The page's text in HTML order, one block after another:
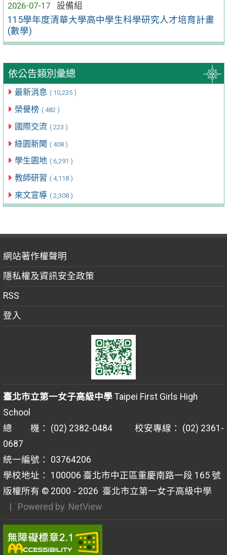
2026-07-17
設備組
115學年度清華大學高中學生科學研究人才培育計畫
(數學)
依公告類別彙總
最新消息 ( 10,235 )
榮譽榜 ( 482 )
國際交流 ( 223 )
綠園新聞 ( 408 )
學生園地 ( 6,291 )
教師研習 ( 4,118 )
來文宣導 ( 2,308 )
網站著作權聲明
隱私權及資訊安全政策
RSS
登入
臺北市立第一女子高級中學Taipei First Girls High
School
總 機： (02) 2382-0484 校安專線： (02) 2361-
0687
統一編號： 03764206
學校地址： 100006 臺北市中正區重慶南路一段 165 號
版權所有 © 2000 - 2026 臺北市立第一女子高級中學
| Powered by NetView